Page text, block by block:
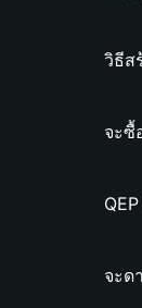
วิธีส
จะซื้
จะด